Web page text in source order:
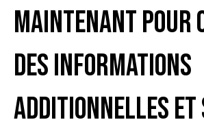
MAINTENANT POUR
DES INFORMATIONS
ADDITIONNELLES